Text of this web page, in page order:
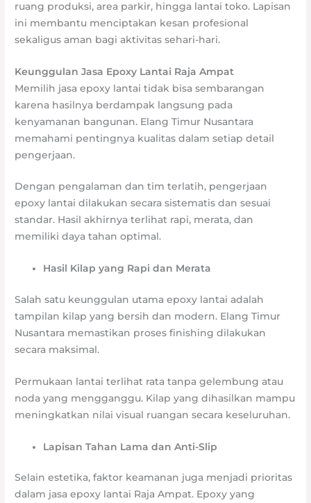
ruang produksi, area parkir, hingga lantai toko. Lapisan
ini membantu menciptakan kesan profesional
sekaligus aman bagi aktivitas sehari-hari.
Keunggulan Jasa Epoxy Lantai Raja Ampat
Memilih jasa epoxy lantai tidak bisa sembarangan
karena hasilnya berdampak langsung pada
kenyamanan bangunan. Elang Timur Nusantara
memahami pentingnya kualitas dalam setiap detail
pengerjaan.
Dengan pengalaman dan tim terlatih, pengerjaan
epoxy lantai dilakukan secara sistematis dan sesuai
standar. Hasil akhirnya terlihat rapi, merata, dan
memiliki daya tahan optimal.
Hasil Kilap yang Rapi dan Merata
Salah satu keunggulan utama epoxy lantai adalah
tampilan kilap yang bersih dan modern. Elang Timur
Nusantara memastikan proses finishing dilakukan
secara maksimal.
Permukaan lantai terlihat rata tanpa gelembung atau
noda yang mengganggu. Kilap yang dihasilkan mampu
meningkatkan nilai visual ruangan secara keseluruhan.
Lapisan Tahan Lama dan Anti-Slip
Selain estetika, faktor keamanan juga menjadi prioritas
dalam jasa epoxy lantai Raja Ampat. Epoxy yang